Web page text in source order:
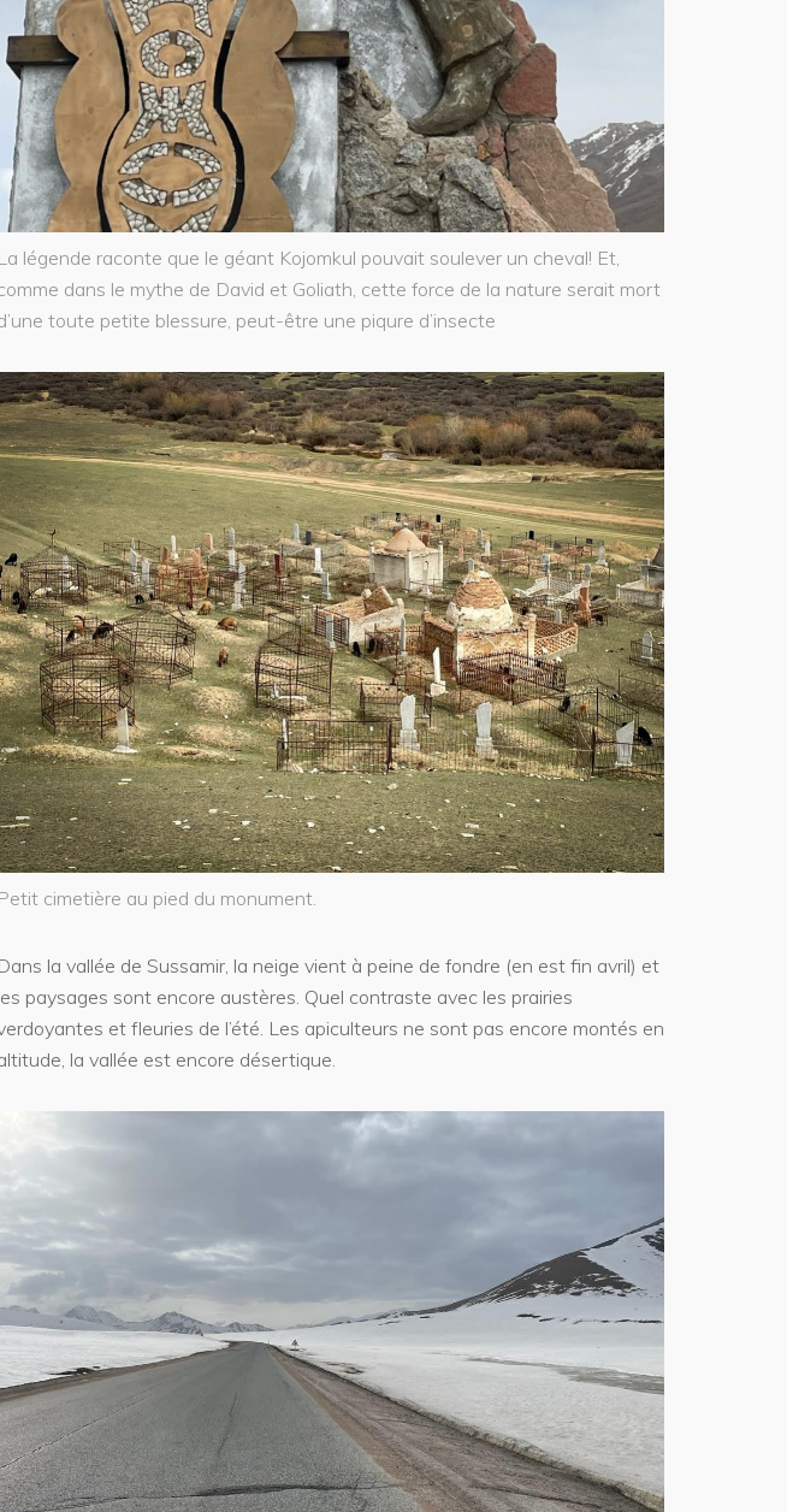
La légende raconte que le géant Kojomkul pouvait soulever un cheval! Et,
dans le mythe de David et Goliath, cette force de la nature serait mort
toute petite blessure, peut-être une piqure d’insecte
Petit cimetière au pied du monument.
Dans la vallée de Sussamir, la neige vient à peine de fondre (en est fin avril) et
paysages sont encore austères. Quel contraste avec les prairies
et fleuries de l’été. Les apiculteurs ne sont pas encore montés en
la vallée est encore désertique.